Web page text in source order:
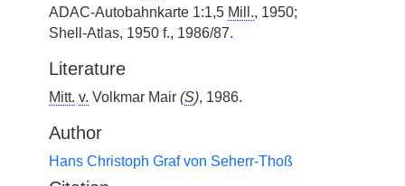
ADAC-Autobahnkarte 1:1,5 Mill., 1950;
Shell-Atlas, 1950 f., 1986/87.
Literature
Mitt. v. Volkmar Mair (S), 1986.
Author
Hans Christoph Graf von Seherr-Thoß